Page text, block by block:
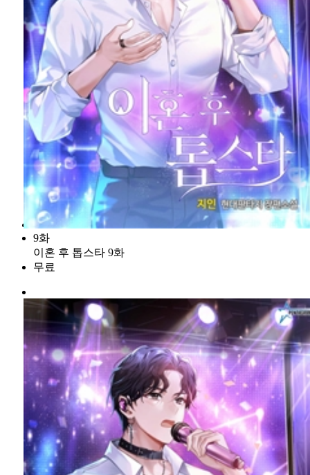
9화
이혼 후 톱스타 9화
무료